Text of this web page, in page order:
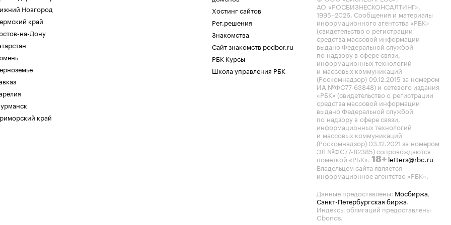
Новгород
край
на-Дону
край
Хостинг сайтов
Рег.решения
Знакомства
Сайт знакомств podbor.ru
РБК Курсы
Школа управления РБК
АО «РОСБИЗНЕСКОНСАЛТИНГ»,
1995–2026. Сообщения и материалы
информационного агентства «РБК»
(свидетельство о регистрации
средства массовой информации
выдано Федеральной службой
по надзору в сфере связи,
информационных технологий
и массовых коммуникаций
(Роскомнадзор) 09.12.2015 за номером
ИА №ФС77-63848) и сетевого издания
«РБК» (свидетельство о регистрации
средства массовой информации
выдано Федеральной службой
по надзору в сфере связи,
информационных технологий
и массовых коммуникаций
(Роскомнадзор) 03.12.2021 за номером
ЭЛ №ФС77-82385) сопровождаются
пометкой «РБК». 18+ letters@rbc.ru
Владельцем сайта является
информационное агентство «РБК».
Данные предоставлены: Мосбиржа,
Санкт-Петербургская биржа.
Индексы облигаций предоставлены
Cbonds.